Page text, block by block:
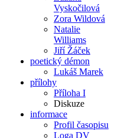
Vyskočilová
Zora Wildová
Natalie
Williams
Jiří Žáček
poetický démon
Lukáš Marek
přílohy
Příloha I
Diskuze
informace
Profil časopisu
Loga DV